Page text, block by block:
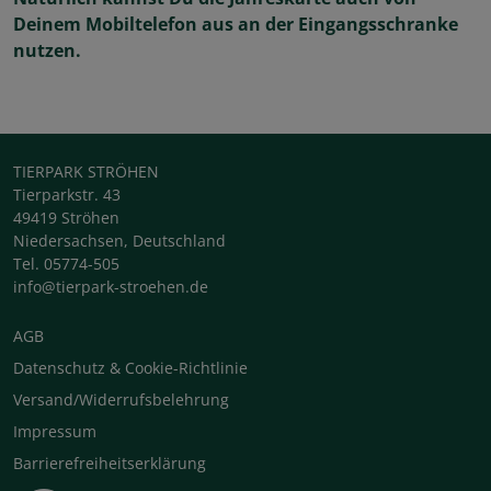
Deinem Mobiltelefon aus an der Eingangsschranke
nutzen.
TIERPARK STRÖHEN
Tierparkstr. 43
49419 Ströhen
Niedersachsen, Deutschland
Tel. 05774-505
info@tierpark-stroehen.de
AGB
Datenschutz & Cookie-Richtlinie
Versand/Widerrufsbelehrung
Impressum
Barrierefreiheitserklärung